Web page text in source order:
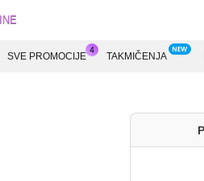
SVE PROMOCIJE TAKMIČENJA